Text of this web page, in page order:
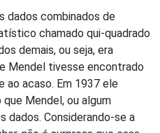
dados combinados de
chamado qui-quadrado
demais, ou seja, era
Mendel tivesse encontrado
ao acaso. Em 1937 ele
que Mendel, ou algum
dados. Considerando-se a